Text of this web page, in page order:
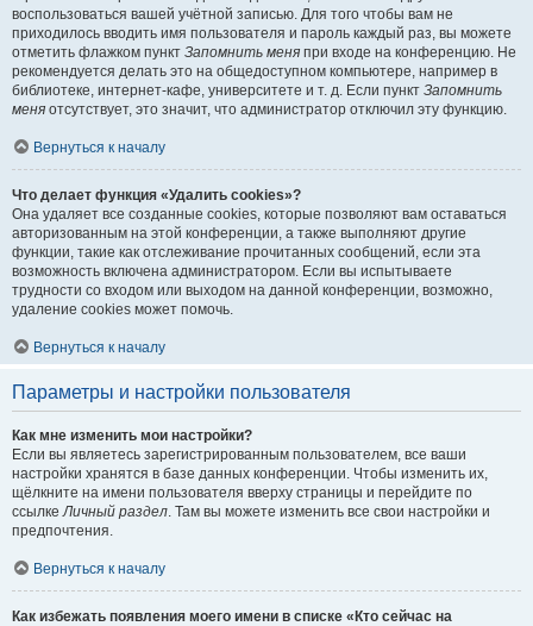
воспользоваться вашей учётной записью. Для того чтобы вам не
приходилось вводить имя пользователя и пароль каждый раз, вы можете
отметить флажком пункт Запомнить меня при входе на конференцию. Не
рекомендуется делать это на общедоступном компьютере, например в
библиотеке, интернет-кафе, университете и т. д. Если пункт Запомнить
меня отсутствует, это значит, что администратор отключил эту функцию.
Вернуться к началу
Что делает функция «Удалить cookies»?
Она удаляет все созданные cookies, которые позволяют вам оставаться
авторизованным на этой конференции, а также выполняют другие
функции, такие как отслеживание прочитанных сообщений, если эта
возможность включена администратором. Если вы испытываете
трудности со входом или выходом на данной конференции, возможно,
удаление cookies может помочь.
Вернуться к началу
Параметры и настройки пользователя
Как мне изменить мои настройки?
Если вы являетесь зарегистрированным пользователем, все ваши
настройки хранятся в базе данных конференции. Чтобы изменить их,
щёлкните на имени пользователя вверху страницы и перейдите по
ссылкеЛичный раздел. Там вы можете изменить все свои настройки и
предпочтения.
Вернуться к началу
Как избежать появления моего имени в списке «Кто сейчас на